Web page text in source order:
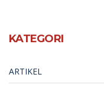
KATEGORI
ARTIKEL